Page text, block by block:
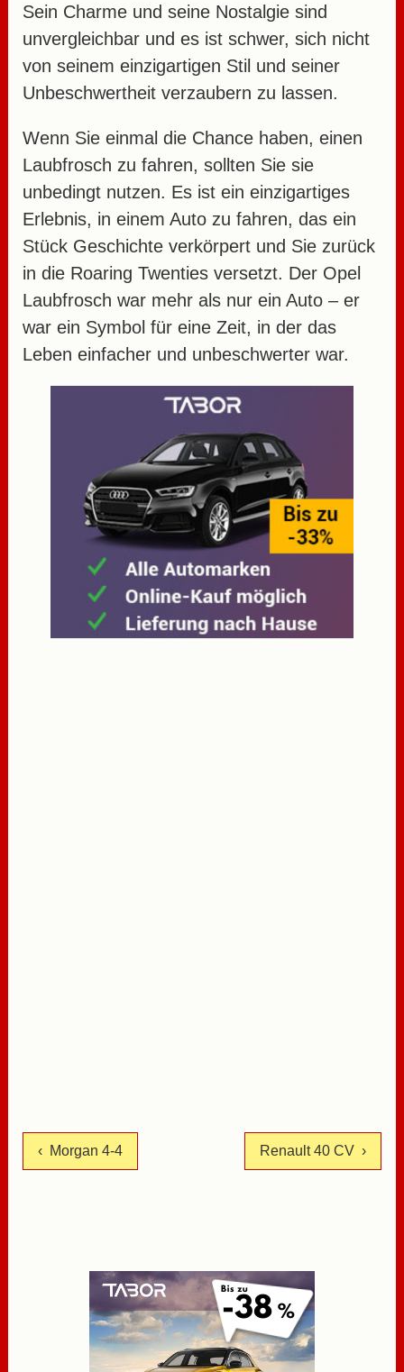
Sein Charme und seine Nostalgie sind
unvergleichbar und es ist schwer, sich nicht
von seinem einzigartigen Stil und seiner
Unbeschwertheit verzaubern zu lassen.
Wenn Sie einmal die Chance haben, einen
Laubfrosch zu fahren, sollten Sie sie
unbedingt nutzen. Es ist ein einzigartiges
Erlebnis, in einem Auto zu fahren, das ein
Stück Geschichte verkörpert und Sie zurück
in die Roaring Twenties versetzt. Der Opel
Laubfrosch war mehr als nur ein Auto – er
war ein Symbol für eine Zeit, in der das
Leben einfacher und unbeschwerter war.
‹ Morgan 4-4 Renault 40 CV ›